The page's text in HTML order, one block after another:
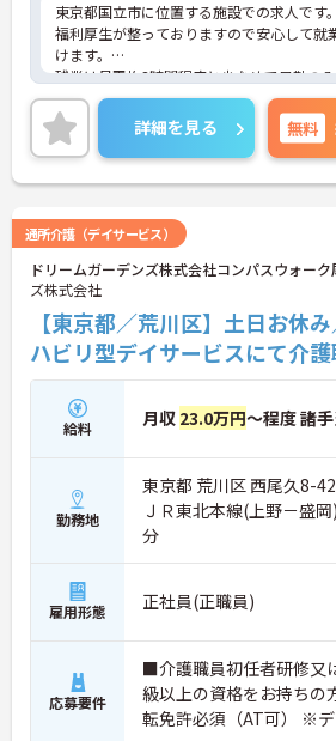
東京都国立市に位置する施設での求人です。
福利厚生が整っておりますので安心して就
けます。
残業は月平均3時間程度と少なめで日勤の
ご家庭や子育てとの両立も無理なく可能
ご興味のある方はお気軽にお問い合わせ下
詳細を見る 無料
通所介護（デイサービス）
ドリームガーデンズ株式会社コンパスウォーク
ズ株式会社
【東京都／荒川区】土日お休
ハビリ型デイサービスにて介
給料 月収 23.0万円～程度 諸
勤務地
東京都 荒川区 西尾久8-
ＪＲ東北本線(上野－盛
分
雇用形態 正社員(正職員)
応募要件
■介護職員初任者研修又
級以上の資格をお持ち
転免許必須（AT可） ※